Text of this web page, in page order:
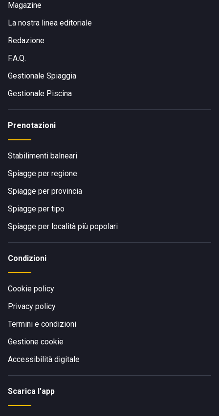
Magazine
La nostra linea editoriale
Redazione
F.A.Q.
Gestionale Spiaggia
Gestionale Piscina
Prenotazioni
Stabilimenti balneari
Spiagge per regione
Spiagge per provincia
Spiagge per tipo
Spiagge per località più popolari
Condizioni
Cookie policy
Privacy policy
Termini e condizioni
Gestione cookie
Accessibilità digitale
Scarica l'app